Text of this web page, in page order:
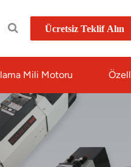
Ücretsiz Teklif Alın
Mili Motoru